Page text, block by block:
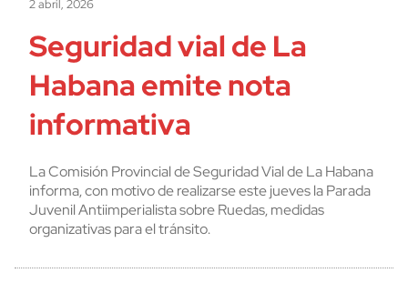
2 abril, 2026
Seguridad vial de La
Habana emite nota
informativa
La Comisión Provincial de Seguridad Vial de La Habana
informa, con motivo de realizarse este jueves la Parada
Juvenil Antiimperialista sobre Ruedas, medidas
organizativas para el tránsito.